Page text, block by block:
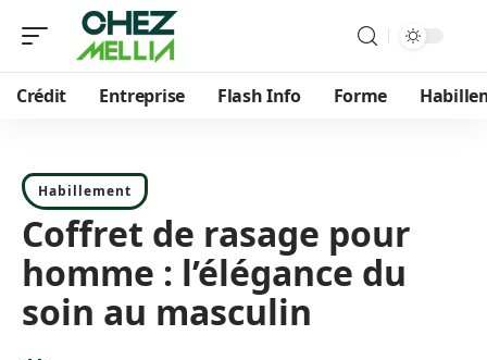
Crédit Entreprise Flash Info Forme
Habillement
Coffret de rasage pour
homme : l’élégance du
soin au masculin